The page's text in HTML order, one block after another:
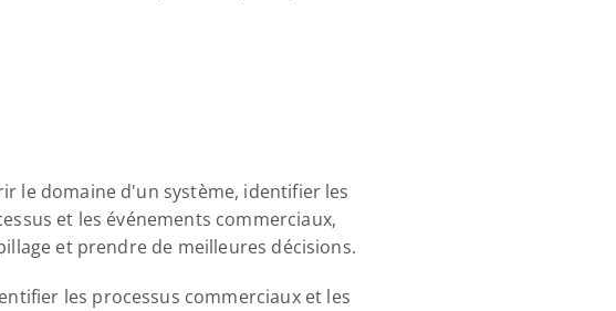
le domaine d'un système, identifier les
et les événements commerciaux,
et prendre de meilleures décisions.
les processus commerciaux et les